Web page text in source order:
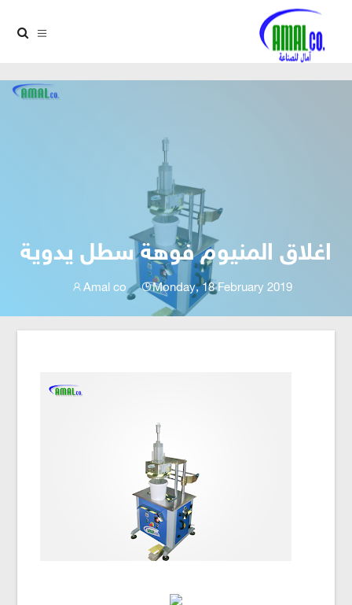
اغلاق المنيوم فوهة سطل يدوية
Amal co Monday, 18 February 2019